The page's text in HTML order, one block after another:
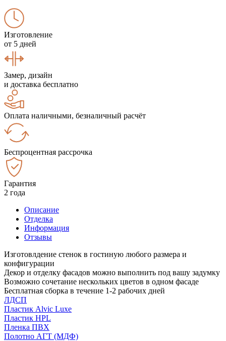
Изготовление
от 5 дней
Замер, дизайн
и доставка бесплатно
Оплата наличными, безналичный расчёт
Беспроцентная рассрочка
Гарантия
2 года
Описание
Отделка
Информация
Отзывы
Изготовлдение стенок в гостиную любого размера и
конфигурации
Декор и отделку фасадов можно выполнить под вашу задумку
Возможно сочетание нескольких цветов в одном фасаде
Бесплатная сборка в течение 1-2 рабочих дней
ЛДСП
Пластик Alvic Luxe
Пластик HPL
Пленка ПВХ
Полотно АГТ (МДФ)